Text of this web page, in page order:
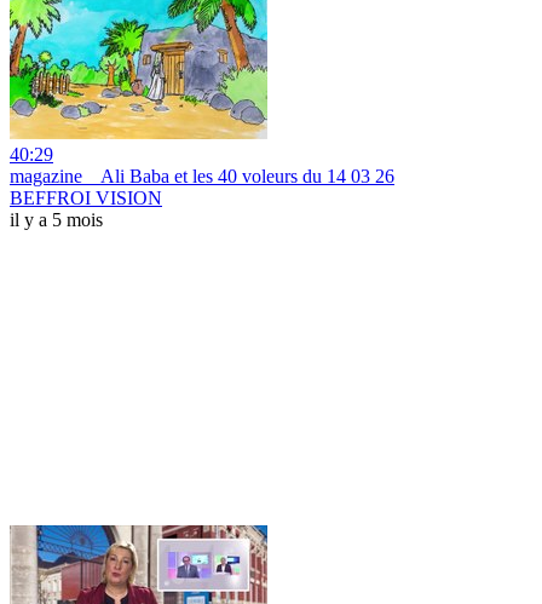
40:29
magazine _ Ali Baba et les 40 voleurs du 14 03 26
BEFFROI VISION
il y a 5 mois